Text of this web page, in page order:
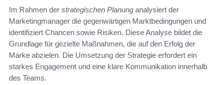
Im Rahmen der strategischen Planung analysiert der
Marketingmanager die gegenwärtigen Marktbedingungen und
identifiziert Chancen sowie Risiken. Diese Analyse bildet die
Grundlage für gezielte Maßnahmen, die auf den Erfolg der
Marke abzielen. Die Umsetzung der Strategie erfordert ein
starkes Engagement und eine klare Kommunikation innerhalb
des Teams.